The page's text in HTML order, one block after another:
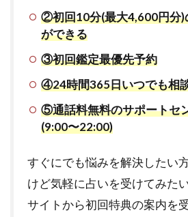
②初回10分(最大4,600円分)
ができる
③初回鑑定最優先予約
④24時間365日いつでも相
⑤通話料無料のサポートセ
(9:00〜22:00)
すぐにでも悩みを解決したい
けど気軽に占いを受けてみた
サイトから初回特典の案内を